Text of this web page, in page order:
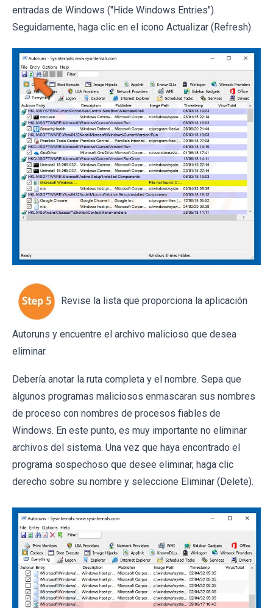
entradas de Windows ("Hide Windows Entries").
Seguidamente, haga clic en el icono Actualizar (Refresh).
Revise la lista que proporciona la aplicación
Autoruns y encuentre el archivo malicioso que desea
eliminar.
Debería anotar la ruta completa y el nombre. Sepa que
algunos programas maliciosos enmascaran sus nombres
de proceso con nombres de procesos fiables de
Windows. En este punto, es muy importante no eliminar
archivos del sistema. Una vez que haya encontrado el
programa sospechoso que desee eliminar, haga clic
derecho sobre su nombre y seleccione Eliminar (Delete).